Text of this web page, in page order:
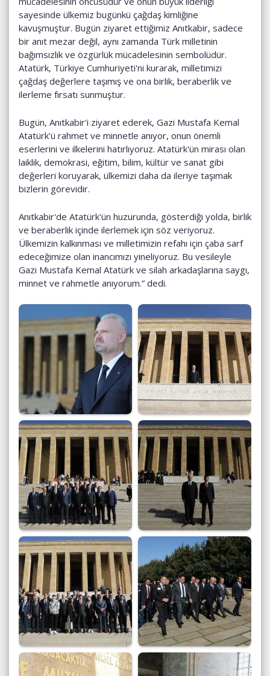
sayesinde ülkemiz bugünkü çağdaş kimliğine
kavuşmuştur. Bugün ziyaret ettiğimiz Anıtkabir, sadece
bir anıt mezar değil, aynı zamanda Türk milletinin
bağımsızlık ve özgürlük mücadelesinin sembolüdür.
Atatürk, Türkiye Cumhuriyeti'ni kurarak, milletimizi
çağdaş değerlere taşımış ve ona birlik, beraberlik ve
ilerleme fırsatı sunmuştur.
Bugün, Anıtkabir'i ziyaret ederek, Gazi Mustafa Kemal
Atatürk'ü rahmet ve minnetle anıyor, onun önemli
eserlerini ve ilkelerini hatırlıyoruz. Atatürk'ün mirası olan
laiklik, demokrasi, eğitim, bilim, kültür ve sanat gibi
değerleri koruyarak, ülkemizi daha da ileriye taşımak
bizlerin görevidir.
Anıtkabir'de Atatürk'ün huzurunda, gösterdiği yolda, birlik
ve beraberlik içinde ilerlemek için söz veriyoruz.
Ülkemizin kalkınması ve milletimizin refahı için çaba sarf
edeceğimize olan inancımızı yineliyoruz. Bu vesileyle
Gazi Mustafa Kemal Atatürk ve silah arkadaşlarına saygı,
minnet ve rahmetle anıyorum.” dedi.